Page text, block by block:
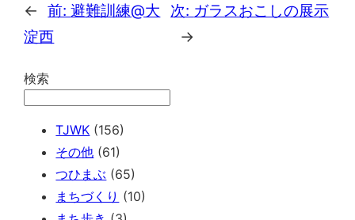
← 前:避難訓練@大
淀西
次: ガラスおこしの展示
→
検索
TJWK (156)
その他 (61)
つひまぶ (65)
まちづくり (10)